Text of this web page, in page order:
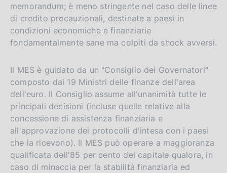
memorandum; è meno stringente nel caso delle linee
di credito precauzionali, destinate a paesi in
condizioni economiche e finanziarie
fondamentalmente sane ma colpiti da shock avversi.
Il MES è guidato da un "Consiglio dei Governatori"
composto dai 19 Ministri delle finanze dell'area
dell'euro. Il Consiglio assume all'unanimità tutte le
principali decisioni (incluse quelle relative alla
concessione di assistenza finanziaria e
all'approvazione dei protocolli d'intesa con i paesi
che la ricevono). Il MES può operare a maggioranza
qualificata dell'85 per cento del capitale qualora, in
caso di minaccia per la stabilità finanziaria ed